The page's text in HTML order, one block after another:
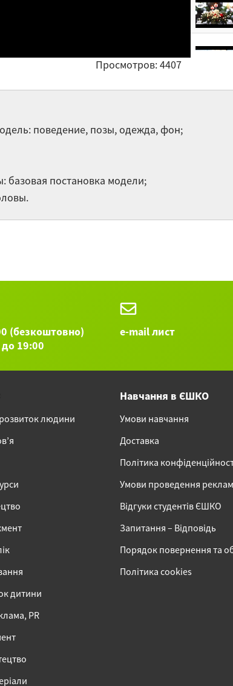
Просмотров: 4407
поведение, позы, одежда, фон;
базовая постановка модели;
(безкоштовно)
19:00
e-mail лист
людини
дитини
PR
Навчання в ЄШКО
Умови навчання
Доставка
Політика
Умови проведення
Відгуки студентів ЄШКО
Запитання – Відповідь
Порядок повернення та
Політика cookies